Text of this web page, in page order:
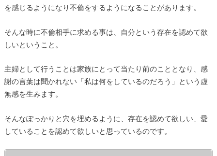
を感じるようになり不倫をするようになることがあります。
そんな時に不倫相手に求める事は、自分という存在を認めて欲
しいということ。
主婦として行うことは家族にとって当たり前のこととなり、感
謝の言葉は聞かれない「私は何をしているのだろう」という虚
無感を生みます。
そんなぽっかりと穴を埋めるように、存在を認めて欲しい、愛
していることを認めて欲しいと思っているのです。